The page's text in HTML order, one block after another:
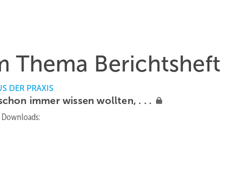
Thema Berichtsheft
DER PRAXIS
immer wissen wollten, . . .
Downloads: